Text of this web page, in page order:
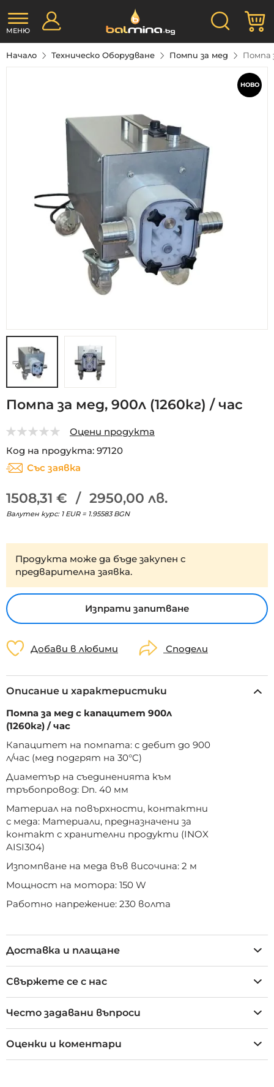
към
съдържанието
Търсене
МЕНЮ
Начало Техническо Оборудване Помпи за мед Помпа
НОВО
изображенията
към
на
галерия
със
снимки
Помпа за мед, 900л (1260кг) / час
Оцени продукта
Код на продукта 97120
Със заявка
1508,31 € / 2950,00 лв.
Валутен курс: 1 EUR = 1.95583 BGN
Продукта може да бъде закупен с
предварителна заявка.
Изпрати запитване
Добави в любими Сподели
Описание и характеристики
Помпа за мед с капацитет 900л
(1260кг) / час
Капацитет на помпата: с дебит до 900
л/час (мед подгрят на 30°C)
Диаметър на съединенията към
тръбопровод: Dn. 40 мм
Материал на повърхности, контактни
с меда: Материали, предназначени за
контакт с хранителни продукти (INOX
AISI304)
Изпомпване на меда във височина: 2 м
Мощност на мотора: 150 W
Работно напрежение: 230 волта
Доставка и плащане
Свържете се с нас
Често задавани въпроси
Оценки и коментари